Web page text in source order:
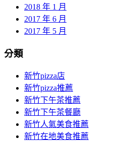
2018 年 1 月
2017 年 6 月
2017 年 5 月
分類
新竹pizza店
新竹pizza推薦
新竹下午茶推薦
新竹下午茶餐廳
新竹人氣美食推薦
新竹在地美食推薦